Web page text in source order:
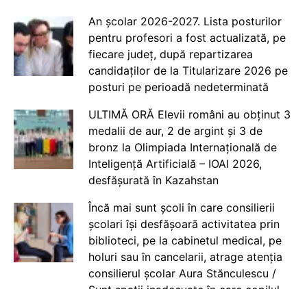
An școlar 2026-2027. Lista posturilor
pentru profesori a fost actualizată, pe
fiecare județ, după repartizarea
candidaților de la Titularizare 2026 pe
posturi pe perioadă nedeterminată
ULTIMĂ ORĂ Elevii români au obținut 3
medalii de aur, 2 de argint și 3 de
bronz la Olimpiada Internațională de
Inteligență Artificială – IOAI 2026,
desfășurată în Kazahstan
Încă mai sunt școli în care consilierii
școlari își desfășoară activitatea prin
biblioteci, pe la cabinetul medical, pe
holuri sau în cancelarii, atrage atenția
consilierul școlar Aura Stănculescu /